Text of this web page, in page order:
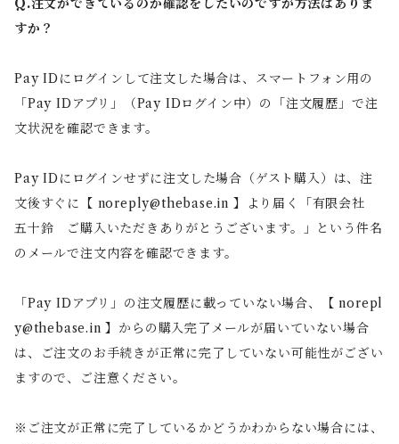
Q.注文ができているのか確認をしたいのですが方法はありま
すか？
Pay IDにログインして注文した場合は、スマートフォン用の
「Pay IDアプリ」（Pay IDログイン中）の「注文履歴」で注
文状況を確認できます。
Pay IDにログインせずに注文した場合（ゲスト購入）は、注
文後すぐに【 noreply@thebase.in 】より届く「有限会社
五十鈴 ご購入いただきありがとうございます。」という件名
のメールで注文内容を確認できます。
「Pay IDアプリ」の注文履歴に載っていない場合、【norepl
y@thebase.in 】からの購入完了メールが届いていない場合
は、ご注文のお手続きが正常に完了していない可能性がござい
ますので、ご注意ください。
※ご注文が正常に完了しているかどうかわからない場合には、